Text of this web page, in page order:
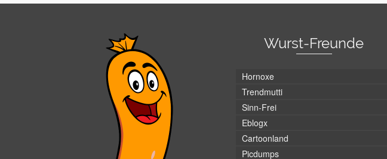
Wurst-Freunde
Hornoxe
Trendmutti
Sinn-Frei
Eblogx
Cartoonland
Picdumps